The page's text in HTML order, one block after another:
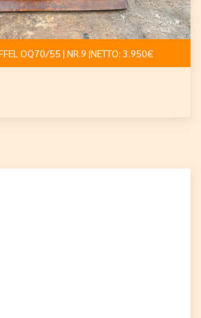
OQ70/55 | NR.9 |NETTO: 3.950€